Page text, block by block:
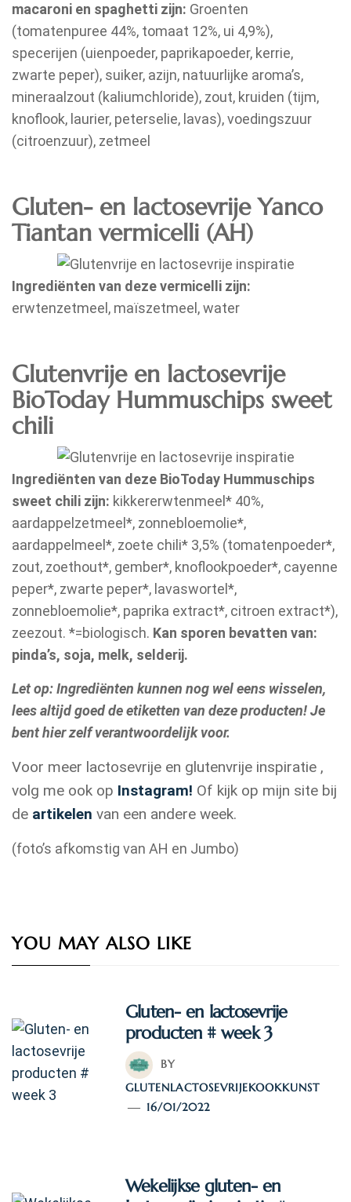
macaroni en spaghetti zijn: Groenten
(tomatenpuree 44%, tomaat 12%, ui 4,9%),
specerijen (uienpoeder, paprikapoeder, kerrie,
zwarte peper), suiker, azijn, natuurlijke aroma’s,
mineraalzout (kaliumchloride), zout, kruiden (tijm,
knoflook, laurier, peterselie, lavas), voedingszuur
(citroenzuur), zetmeel
Gluten- en lactosevrije Yanco
Tiantan vermicelli (AH)
Ingrediënten van deze vermicelli zijn:
erwtenzetmeel, maïszetmeel, water
Glutenvrije en lactosevrije
BioToday Hummuschips sweet
chili
Ingrediënten van deze BioToday Hummuschips
sweet chili zijn: kikkererwtenmeel* 40%,
aardappelzetmeel*, zonnebloemolie*,
aardappelmeel*, zoete chili* 3,5% (tomatenpoeder*,
zout, zoethout*, gember*, knoflookpoeder*, cayenne
peper*, zwarte peper*, lavaswortel*,
zonnebloemolie*, paprika extract*, citroen extract*),
zeezout. *=biologisch. Kan sporen bevatten van:
pinda’s, soja, melk, selderij.
Let op: Ingrediënten kunnen nog wel eens wisselen,
lees altijd goed de etiketten van deze producten! Je
bent hier zelf verantwoordelijk voor.
Voor meer lactosevrije en glutenvrije inspiratie ,
volg me ook op Instagram! Of kijk op mijn site bij
de artikelen van een andere week.
(foto’s afkomstig van AH en Jumbo)
YOU MAY ALSO LIKE
Gluten- en lactosevrije
producten # week 3
BY
GLUTENLACTOSEVRIJEKOOKKUNST
16/01/2022
Wekelijkse gluten- en